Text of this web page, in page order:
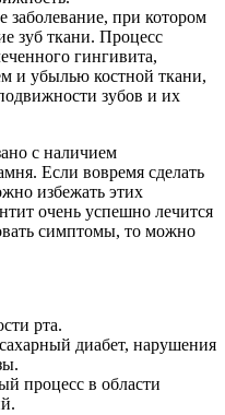
при котором
зуб ткани. Процесс
гингивита,
и убылью костной ткани,
зубов и их
с наличием
Если вовремя сделать
избежать этих
очень успешно лечится
симптомы, то можно
рта.
диабет, нарушения
процесс в области